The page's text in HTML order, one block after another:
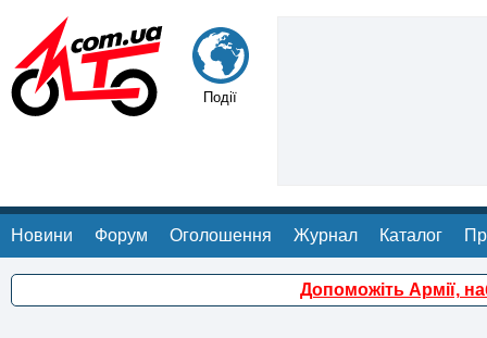
Події
Новини Форум Оголошення Журнал Каталог
Допоможіть Армії,